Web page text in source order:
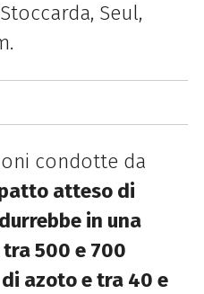
Seul,
condotte da
atteso di
in una
500 e 700
azoto e tra 40 e